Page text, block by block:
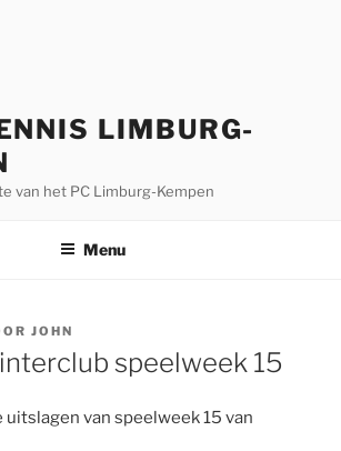
LIMBURG-
van het PC Limburg-Kempen
Menu
JOHN
speelweek 15
uitslagen van speelweek 15 van